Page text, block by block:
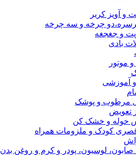
و آویز کریر
چرخه و سه چرخه
و جغجغه
بادی
موتور
آموزشی
مرطوب و پوشک
تعویض
حوله و خشک کن
کودک و ملزومات همراه
صابون، لوسیون، پودر و کرم و روغن بدن